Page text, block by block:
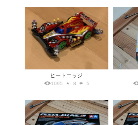
ヒートエッジ
1095 8 5